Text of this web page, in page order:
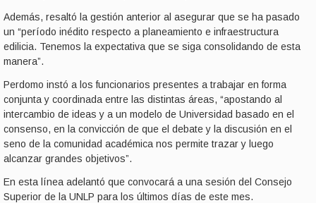
Además, resaltó la gestión anterior al asegurar que se ha pasado
un “período inédito respecto a planeamiento e infraestructura
edilicia. Tenemos la expectativa que se siga consolidando de esta
manera”.
Perdomo instó a los funcionarios presentes a trabajar en forma
conjunta y coordinada entre las distintas áreas, “apostando al
intercambio de ideas y a un modelo de Universidad basado en el
consenso, en la convicción de que el debate y la discusión en el
seno de la comunidad académica nos permite trazar y luego
alcanzar grandes objetivos”.
En esta línea adelantó que convocará a una sesión del Consejo
Superior de la UNLP para los últimos días de este mes.